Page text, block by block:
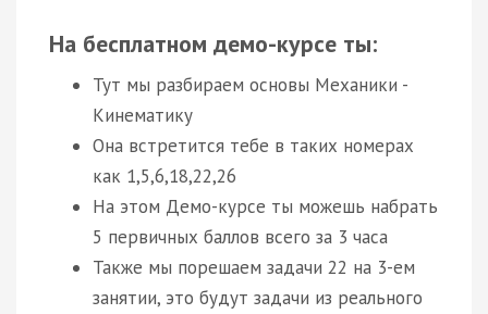
На бесплатном демо-курсе ты:
Тут мы разбираем основы Механики -
Кинематику
Она встретится тебе в таких номерах
как 1,5,6,18,22,26
На этом Демо-курсе ты можешь набрать
5 первичных баллов всего за 3 часа
Также мы порешаем задачи 22 на 3-ем
занятии, это будут задачи из реального